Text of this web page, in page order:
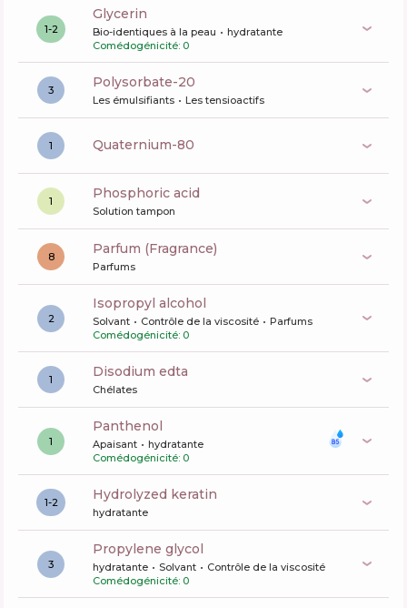
1-2
glycerin
Bio-identiques à la peau
hydratante
Comédogénicité: 0
3 polysorbate-20
Les émulsifiants Les tensioactifs
1 quaternium-80
1 phosphoric acid
Solution tampon
8 Parfum (Fragrance)
Parfums
2
isopropyl alcohol
Solvant Contrôle de la viscosité
Parfums
Comédogénicité: 0
1 disodium edta
Chélates
1
panthenol
Apaisant
hydratante
Comédogénicité: 0
1-2 hydrolyzed keratin
hydratante
3
propylene glycol
hydratante Solvant
Contrôle de la viscosité
Comédogénicité: 0